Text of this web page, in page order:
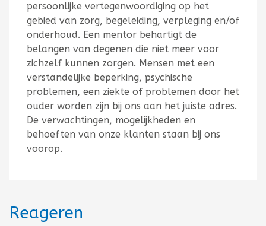
persoonlijke vertegenwoordiging op het
gebied van zorg, begeleiding, verpleging en/of
onderhoud. Een mentor behartigt de
belangen van degenen die niet meer voor
zichzelf kunnen zorgen. Mensen met een
verstandelijke beperking, psychische
problemen, een ziekte of problemen door het
ouder worden zijn bij ons aan het juiste adres.
De verwachtingen, mogelijkheden en
behoeften van onze klanten staan ​​bij ons
voorop.
Reageren